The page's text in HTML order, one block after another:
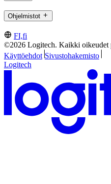
Ohjelmistot
FI,fi
©2026 Logitech. Kaikki oikeudet
Käyttöehdot Sivustohakemisto
Logitech